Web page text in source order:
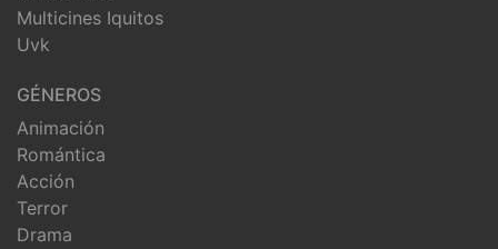
Multicines Iquitos
Uvk
GÉNEROS
Animación
Romántica
Acción
Terror
Drama